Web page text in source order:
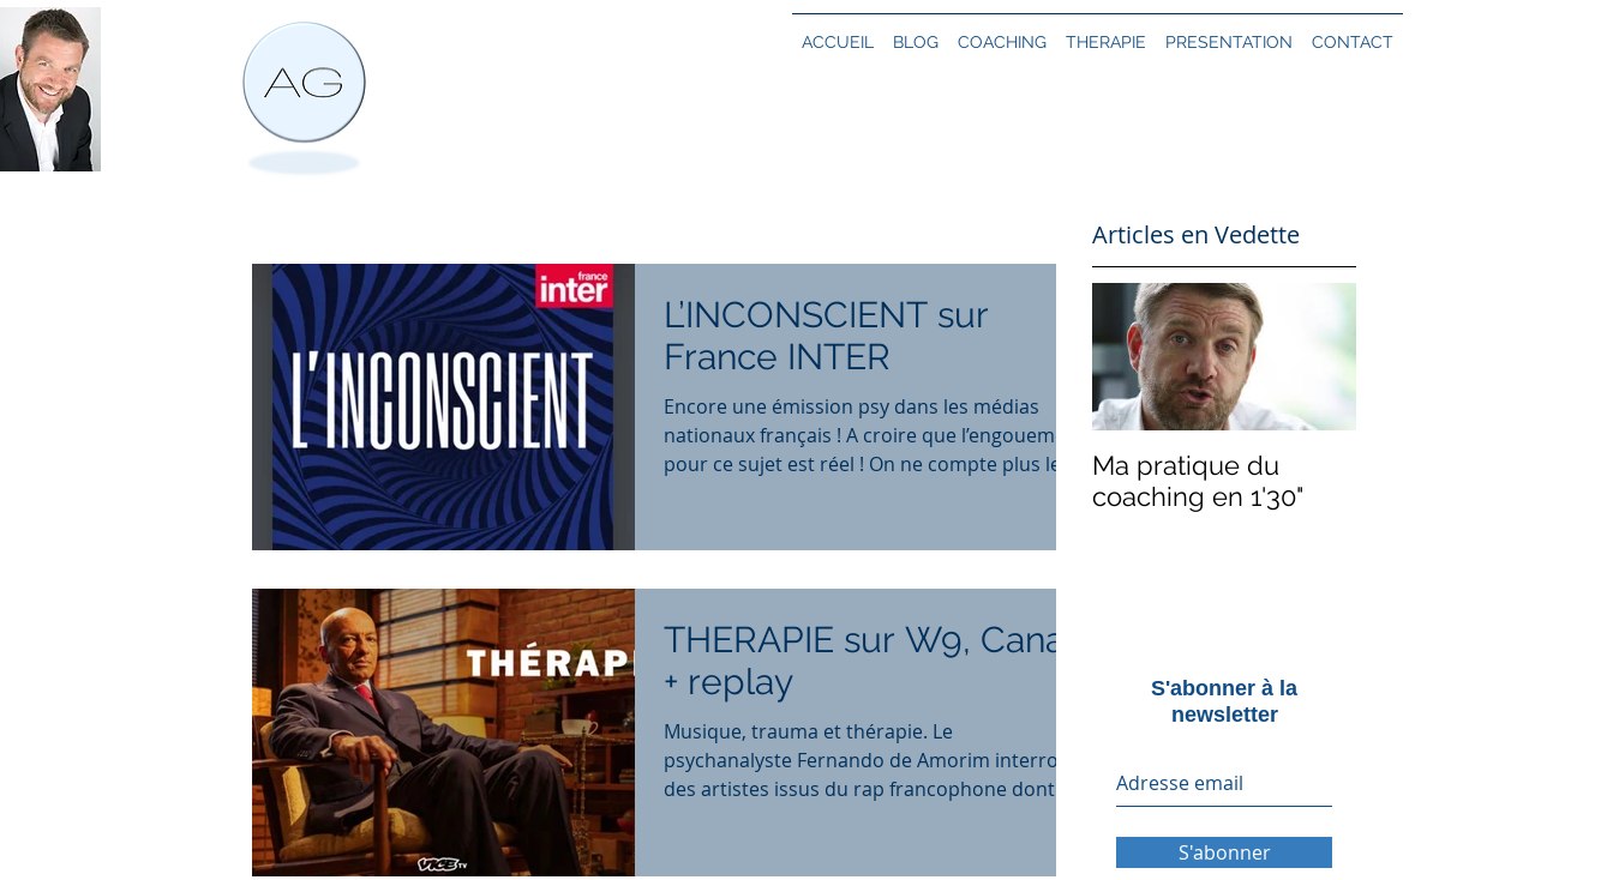
ACCUEIL BLOG COACHING THERAPIE PRESENTATION CONTACT
Articles en Vedette
L’INCONSCIENT sur
France INTER
Encore une émission psy dans les médias
nationaux français ! A croire que l’engouement
pour ce sujet est réel ! On ne compte plus les...
THERAPIE sur W9, Canal
+ replay
Musique, trauma et thérapie. Le
psychanalyste Fernando de Amorim interroge
des artistes issus du rap francophone dont la
Ma pratique du
coaching en 1'30"
S'abonner à la
newsletter
S'abonner